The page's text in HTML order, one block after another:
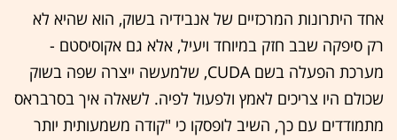
אחד היתרונות המרכזיים של אנבידיה בשוק, הוא שהיא לא
רק סיפקה שבב חזק במיוחד ויעיל, אלא גם אקוסיסטם -
מערכת הפעלה בשם CUDA, שלמעשה ייצרה שפה בשוק
שכולם היו צריכים לאמץ ולפעול לפיה. לשאלה איך בסרבראס
מתמודדים עם כך, השיב לופסקו כי "קודה משמעותית יותר